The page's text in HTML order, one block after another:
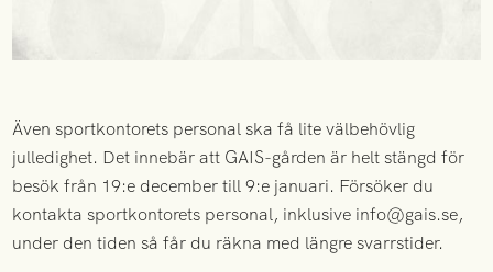
Även sportkontorets personal ska få lite välbehövlig
julledighet. Det innebär att GAIS-gården är helt stängd för
besök från 19:e december till 9:e januari. Försöker du
kontakta sportkontorets personal, inklusive info@gais.se,
under den tiden så får du räkna med längre svarrstider.